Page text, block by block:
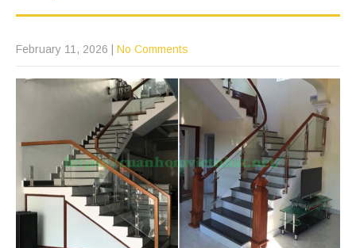
February 11, 2026 | No Comments